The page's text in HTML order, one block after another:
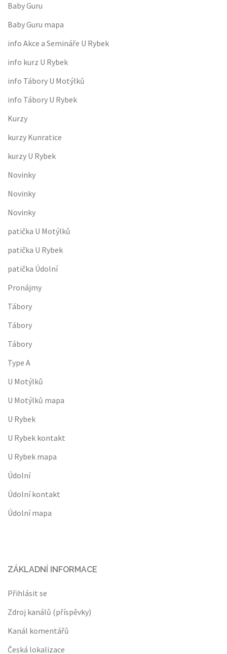
Baby Guru
Baby Guru mapa
info Akce a Semináře U Rybek
info kurz U Rybek
info Tábory U Motýlků
info Tábory U Rybek
Kurzy
kurzy Kunratice
kurzy U Rybek
Novinky
Novinky
Novinky
patička U Motýlků
patička U Rybek
patička Údolní
Pronájmy
Tábory
Tábory
Tábory
Type A
U Motýlků
U Motýlků mapa
U Rybek
U Rybek kontakt
U Rybek mapa
Údolní
Údolní kontakt
Údolní mapa
ZÁKLADNÍ INFORMACE
Přihlásit se
Zdroj kanálů (příspěvky)
Kanál komentářů
Česká lokalizace